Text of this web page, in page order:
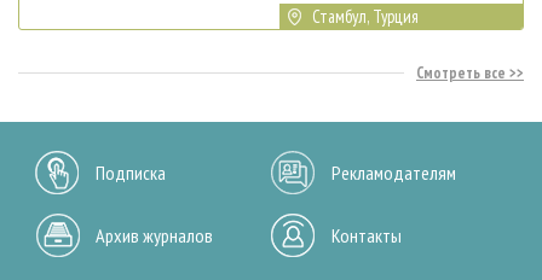
Стамбул, Турция
Смотреть все
Подписка Рекламодателям
Архив журналов Контакты